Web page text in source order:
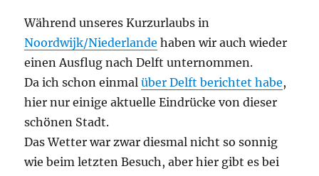
Während unseres Kurzurlaubs in
Noordwijk/Niederlande haben wir auch wieder
einen Ausflug nach Delft unternommen.
Da ich schon einmalüber Delft berichtet habe,
hier nur einige aktuelle Eindrücke von dieser
schönen Stadt.
Das Wetter war zwar diesmal nicht so sonnig
wie beim letzten Besuch, aber hier gibt es bei